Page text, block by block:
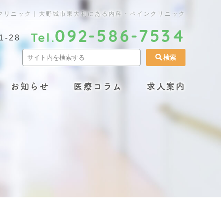
ニック｜大野城市東大利にある内科・ペインクリニック
28 Tel.092-586-7534
お知らせ 医療コラム 求人案内